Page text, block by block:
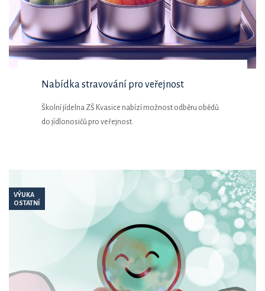
Nabídka stravování pro veřejnost
Školní jídelna ZŠ Kvasice nabízí možnost odběru obědů
do jídlonosičů pro veřejnost.
VÝUKA
OSTATNÍ